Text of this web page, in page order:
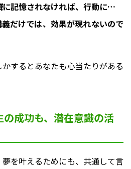
に記憶されなければ、行動に表れ
だけでは、効果が現れないので
するとあなたも心当たりがある
成功も、潜在意識の活
を叶えるためにも、共通して言